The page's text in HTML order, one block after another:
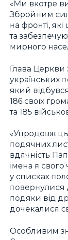
«Ми вкотре
Збройним
на фронті,
та
мирного
Глава Церкви
українських
який
186 своїх
та 185
«Упродовж
подячних
вдячність
імена я
у списках
повернулися
подяки від
дочекалися
Особливим